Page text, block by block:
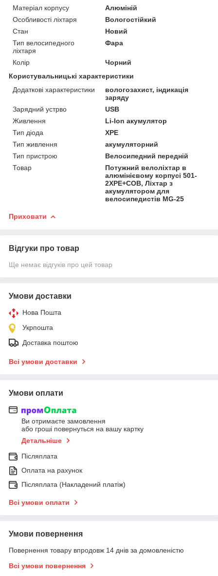
Матеріал корпусу
Алюміній
Особливості ліхтаря
Вологостійкий
Стан
Новий
Тип велосипедного
ліхтаря
Фара
Колір
Чорний
Користувальницькі характеристики
Додаткові характеристики
вологозахист, індикація
заряду
Зарядний устрво
USB
Живлення
Li-Ion акумулятор
Тип діода
XPE
Тип живлення
акумуляторний
Тип пристрою
Велосипедний передній
Товар
Потужний велоліхтар в
алюмінієвому корпусі 501-
2XPE+COB, Ліхтар з
акумулятором для
велосипедистів MG-25
Приховати
Відгуки про товар
Ще немає відгуків про цей товар
Умови доставки
Нова Пошта
Укрпошта
Доставка поштою
Всі умови доставки
Умови оплати
Ви отримаєте замовлення
або гроші повернуться на вашу картку
Детальніше
Післяплата
Оплата на рахунок
Післяплата (Накладений платіж)
Всі умови оплати
Умови повернення
Повернення товару впродовж 14 днів за домовленістю
Всі умови повернення